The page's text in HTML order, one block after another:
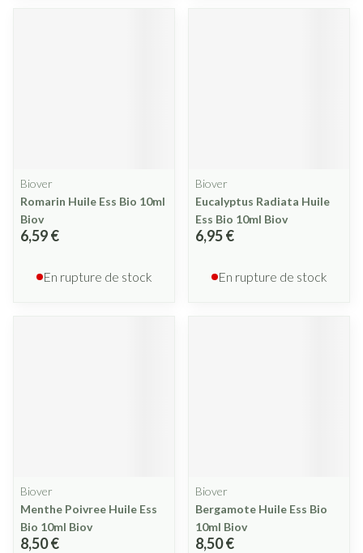
Biover
Romarin Huile Ess Bio 10ml
Biov
6,59 €
En rupture de stock
Biover
Eucalyptus Radiata Huile
Ess Bio 10ml Biov
6,95 €
En rupture de stock
Biover
Menthe Poivree Huile Ess
Bio 10ml Biov
8,50 €
Biover
Bergamote Huile Ess Bio
10ml Biov
8,50 €